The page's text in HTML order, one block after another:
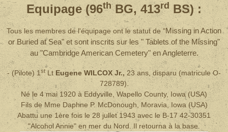
Equipage (96thBG, 413rd BS) :
Tous les membres de l'équipage ont le statut de "Missing in Action
or Buried at Sea" et sont inscrits sur les " Tablets of the Missing"
au "Cambridge American Cemetery" en Angleterre.
- (Pilote) 1st Lt Eugene WILCOX Jr., 23 ans, disparu (matricule O-
728789).
Né le 4 mai 1920 à Eddyville, Wapello County, Iowa (USA)
Fils de Mme Daphne P. McDonough, Moravia, Iowa (USA)
Abattu une 1ère fois le 28 jullet 1943 avec le B-17 42-30351
"Alcohol Annie" en mer du Nord. Il retourna à la base.